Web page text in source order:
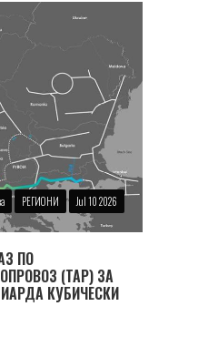
РЕГИОНИ Jul 10 2026
ПО
(TAP) ЗА
КУБИЧЕСКИ